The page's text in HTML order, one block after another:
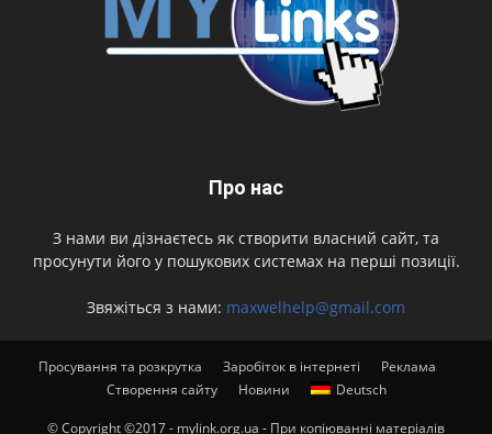
Про нас
З нами ви дізнаєтесь як створити власний сайт, та
просунути його у пошукових системах на перші позиції.
Звяжіться з нами: maxwelhelp@gmail.com
Просування та розкрутка Заробіток в інтернеті
Реклама
Створення сайту
Новини Deutsch
© Copyright ©2017 - mylink.org.ua - При копіюванні матеріалів